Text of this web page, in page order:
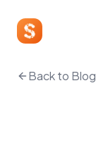
Back to Blog